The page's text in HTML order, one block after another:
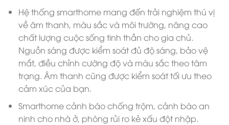
Hệ thống smarthome mang đến trải nghiệm thú vị
về âm thanh, màu sắc và môi trường, nâng cao
chất lượng cuộc sống tinh thần cho gia chủ.
Nguồn sáng được kiểm soát đủ độ sáng, bảo vệ
mắt, điều chỉnh cường độ và màu sắc theo tâm
trạng. Âm thanh cũng được kiểm soát tối ưu theo
cảm xúc của bạn.
Smarthome cảnh báo chống trộm, cảnh báo an
ninh cho nhà ở, phòng rủi ro kẻ xấu đột nhập.